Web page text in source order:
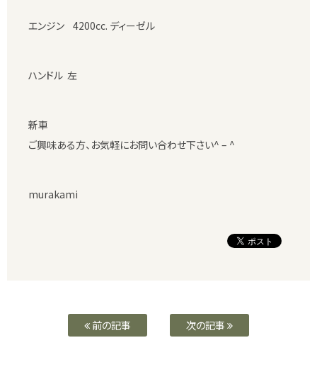
エンジン 4200cc. ディーゼル
ハンドル 左
新車
ご興味ある方、お気軽にお問い合わせ下さい^ – ^
murakami
前の記事 次の記事